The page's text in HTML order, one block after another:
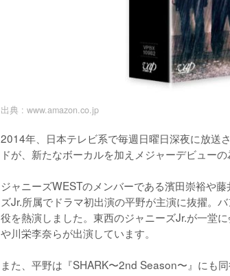
出典 : www.amazon.co.jp
2014年、日本テレビ系で毎週日曜日深夜に放送
ドが、新たなボーカルを加えメジャーデビュー
ジャニーズWESTのメンバーである濱田崇裕や
ズJr.所属でドラマ初出演の平野が主演に抜擢。
役を熱演しました。東西のジャニーズJr.が一堂
や川栄李奈らが出演しています。
また、平野は『SHARK〜2nd Season〜』にも同